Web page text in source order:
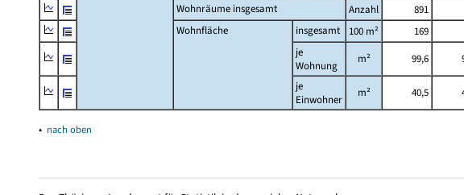
Wohnräume insgesamt
Anzahl 891
Wohnfläche
insgesamt 100 m² 169
je
Wohnung
m² 99,6
je
Einwohner
m² 40,5
▴ nach oben